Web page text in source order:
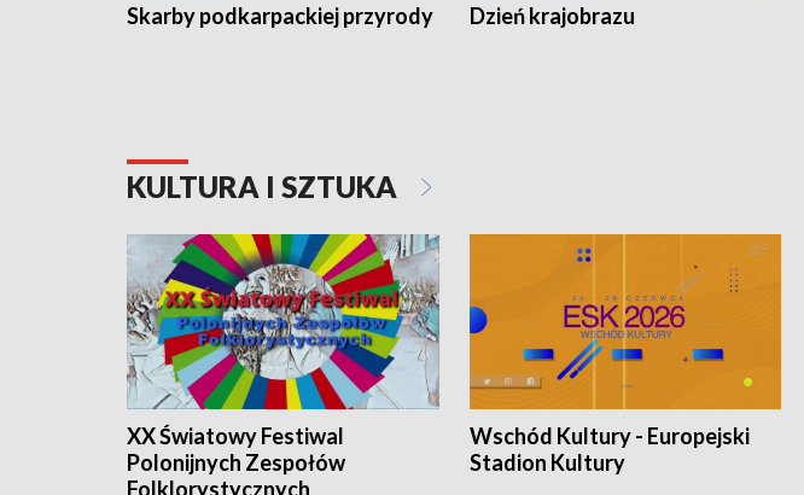
Skarby podkarpackiej przyrody Dzień krajobrazu
KULTURA I SZTUKA
XX Światowy Festiwal
Polonijnych Zespołów
Folklorystycznych
Wschód Kultury - Europejski
Stadion Kultury